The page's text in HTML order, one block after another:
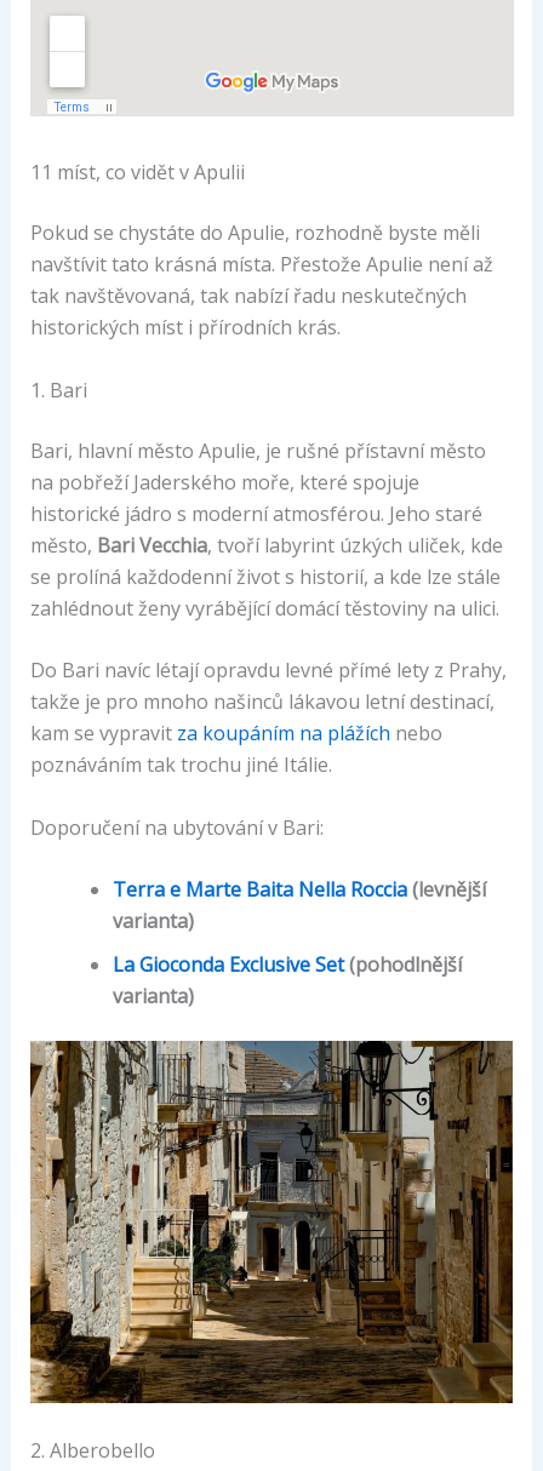
11 míst, co vidět v Apulii
Pokud se chystáte do Apulie, rozhodně byste měli
navštívit tato krásná místa. Přestože Apulie není až
tak navštěvovaná, tak nabízí řadu neskutečných
historických míst i přírodních krás.
1. Bari
Bari, hlavní město Apulie, je rušné přístavní město
na pobřeží Jaderského moře, které spojuje
historické jádro s moderní atmosférou. Jeho staré
město, Bari Vecchia, tvoří labyrint úzkých uliček, kde
se prolíná každodenní život s historií, a kde lze stále
zahlédnout ženy vyrábějící domácí těstoviny na ulici.
Do Bari navíc létají opravdu levné přímé lety z Prahy,
takže je pro mnoho našinců lákavou letní destinací,
kam se vypravit za koupáním na plážích nebo
poznáváním tak trochu jiné Itálie.
Doporučení na ubytování v Bari:
Terra e Marte Baita Nella Roccia(levnější
varianta)
La Gioconda Exclusive Set(pohodlnější
varianta)
2. Alberobello